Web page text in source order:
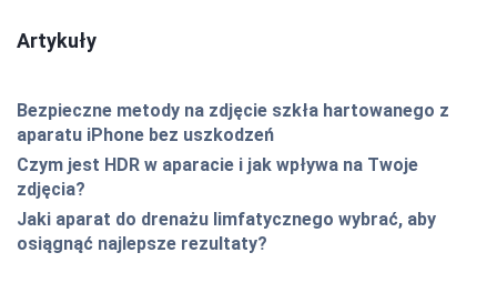
Artykuły
Bezpieczne metody na zdjęcie szkła hartowanego z
aparatu iPhone bez uszkodzeń
Czym jest HDR w aparacie i jak wpływa na Twoje
zdjęcia?
Jaki aparat do drenażu limfatycznego wybrać, aby
osiągnąć najlepsze rezultaty?